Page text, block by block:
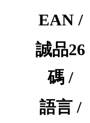
EAN /
誠品26
碼 /
語言 /